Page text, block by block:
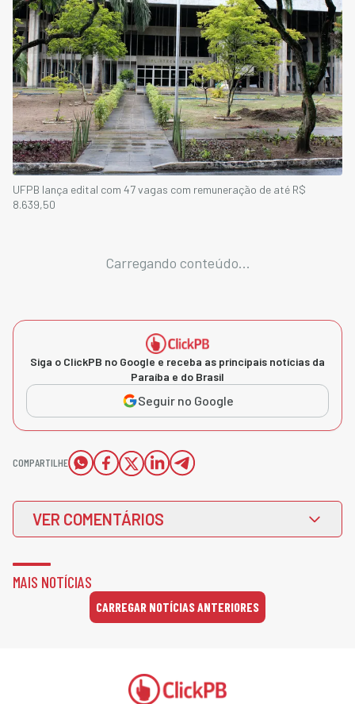
UFPB lança edital com 47 vagas com remuneração de até R$
8.639,50
Carregando conteúdo...
Siga o ClickPB no Google e receba as principais notícias da
Paraíba e do Brasil
Seguir no Google
COMPARTILHE
VER COMENTÁRIOS
MAIS NOTÍCIAS
CARREGAR NOTÍCIAS ANTERIORES